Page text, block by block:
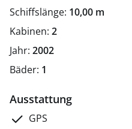
springen.
SURFBRETT
Schiffslänge: 10,00 m
Kabinen: 2
Jahr: 2002
Bäder: 1
Ausstattung
GPS